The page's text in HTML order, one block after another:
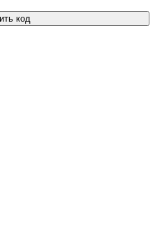
код